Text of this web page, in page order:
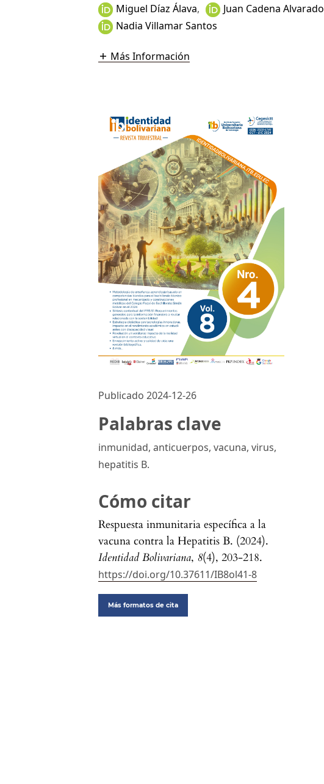
Miguel Díaz Álava, Juan Cadena Alvarado
Nadia Villamar Santos
Más Información
Publicado 2024-12-26
Palabras clave
inmunidad, anticuerpos, vacuna, virus,
hepatitis B.
Cómo citar
Respuesta inmunitaria específica a la
vacuna contra la Hepatitis B. (2024).
Identidad Bolivariana, 8(4), 203-218.
https://doi.org/10.37611/IB8ol41-8
Más formatos de cita